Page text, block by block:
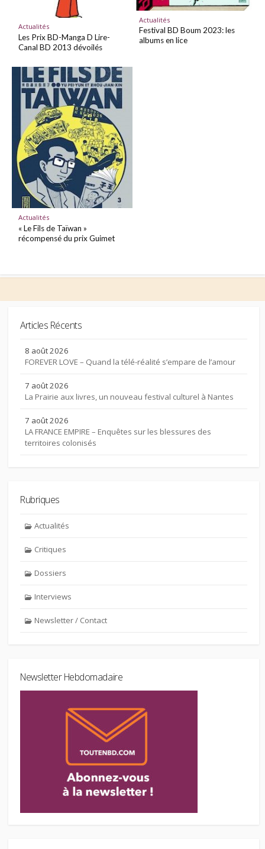
Actualités
Les Prix BD-Manga D Lire-
Canal BD 2013 dévoilés
Actualités
Festival BD Boum 2023: les
albums en lice
Actualités
« Le Fils de Taïwan »
récompensé du prix Guimet
Articles Récents
8 août 2026
FOREVER LOVE – Quand la télé-réalité s’empare de l’amour
7 août 2026
La Prairie aux livres, un nouveau festival culturel à Nantes
7 août 2026
LA FRANCE EMPIRE – Enquêtes sur les blessures des
territoires colonisés
Rubriques
Actualités
Critiques
Dossiers
Interviews
Newsletter / Contact
Newsletter Hebdomadaire